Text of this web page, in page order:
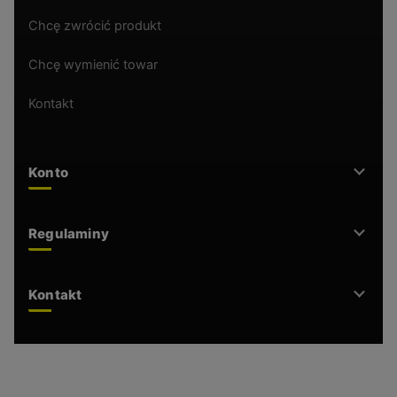
Chcę zwrócić produkt
Chcę wymienić towar
Kontakt
Konto
Regulaminy
Kontakt